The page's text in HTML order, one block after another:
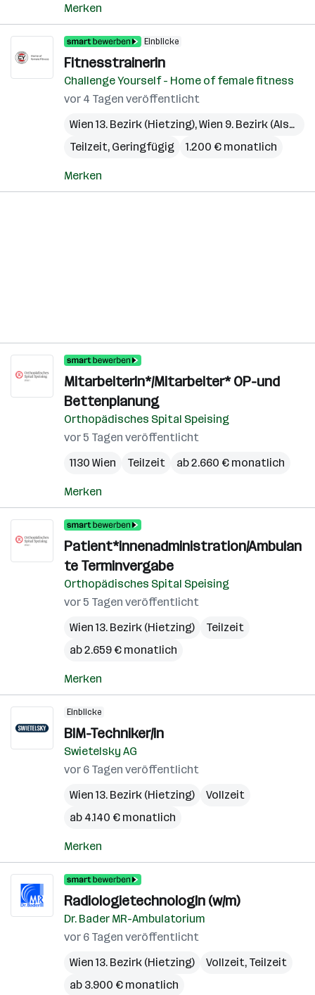
Merken
Einblicke
Fitnesstrainerin
Challenge Yourself - Home of female fitness
vor 4 Tagen veröffentlicht
Wien 13. Bezirk (Hietzing),Wien 9. Bezirk (Alsergrund)
Teilzeit, Geringfügig
1.200 € monatlich
Merken
Mitarbeiterin*/Mitarbeiter* OP-und
Bettenplanung
Orthopädisches Spital Speising
vor 5 Tagen veröffentlicht
1130 Wien
Teilzeit ab 2.660 € monatlich
Merken
Patient*innenadministration/Ambulan
te Terminvergabe
Orthopädisches Spital Speising
vor 5 Tagen veröffentlicht
Wien 13. Bezirk (Hietzing)
Teilzeit
ab 2.659 € monatlich
Merken
Einblicke
BIM-Techniker/in
Swietelsky AG
vor 6 Tagen veröffentlicht
Wien 13. Bezirk (Hietzing)
Vollzeit
ab 4.140 € monatlich
Merken
RadiologietechnologIn (w/m)
Dr. Bader MR-Ambulatorium
vor 6 Tagen veröffentlicht
Wien 13. Bezirk (Hietzing)
Vollzeit, Teilzeit
ab 3.900 € monatlich